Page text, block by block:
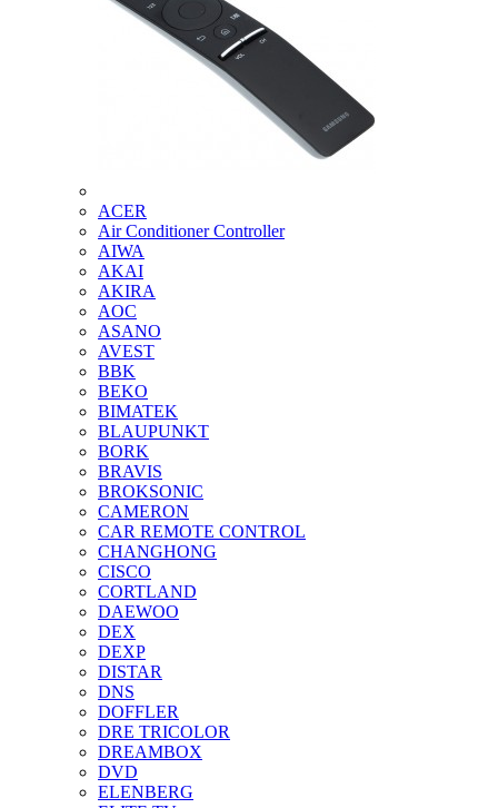
ACER
Air Conditioner Controller
AIWA
AKAI
AKIRA
AOC
ASANO
AVEST
BBK
BEKO
BIMATEK
BLAUPUNKT
BORK
BRAVIS
BROKSONIC
CAMERON
CAR REMOTE CONTROL
CHANGHONG
CISCO
CORTLAND
DAEWOO
DEX
DEXP
DISTAR
DNS
DOFFLER
DRE TRICOLOR
DREAMBOX
DVD
ELENBERG